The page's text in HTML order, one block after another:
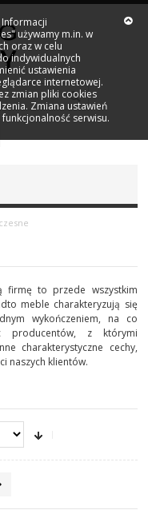
firmę to przede wszystkim
meble charakteryzują się
wykończeniem, na co
producentów, z którymi
charakterystyczne cechy,
naszych klientów.
używamy m.in. w
oraz w celu
indywidualnych
ustawienia
internetowej.
zmian pliki cookies
Zmiana ustawień
serwisu.